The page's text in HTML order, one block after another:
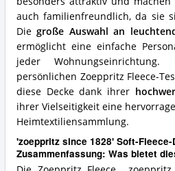
auch familienfreundlich, da sie
Diegroße Auswahl an
ermöglicht eine einfache
jeder
persönlichen Zoeppritz Fleece-
diese Decke dank ihrer
ihrer Vielseitigkeit eine
Heimtextiliensammlung.
'zoeppritz since 1828' Soft-Fleece-
Zusammenfassung: Was bietet